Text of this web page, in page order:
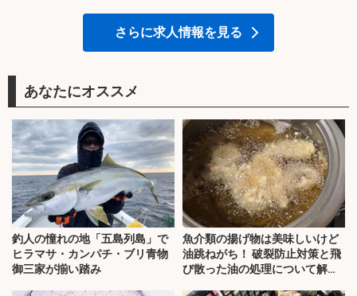
さらに求人情報を見る
あなたにオススメ
釣人の憧れの地「五島列島」で
ヒラマサ・カンパチ・ブリ青物
御三家が揃い踏み
魚介類の揚げ物は美味しいけど
油跳ねがち！ 破裂防止対策と飛
び散った油の処理について解